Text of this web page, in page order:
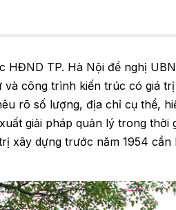
HĐND TP. Hà Nội đề nghị
và công trình kiến trúc có giá
rõ số lượng, địa chỉ cụ thể,
giải pháp quản lý trong
xây dựng trước năm 1954